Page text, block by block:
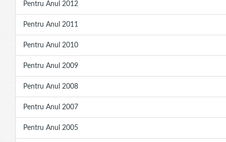
Pentru Anul 2012
Pentru Anul 2011
Pentru Anul 2010
Pentru Anul 2009
Pentru Anul 2008
Pentru Anul 2007
Pentru Anul 2005